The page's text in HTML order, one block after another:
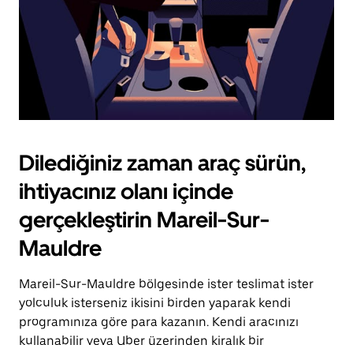
Dilediğiniz zaman araç sürün,
ihtiyacınız olanı içinde
gerçekleştirin Mareil-Sur-
Mauldre
Mareil-Sur-Mauldre bölgesinde ister teslimat ister
yolculuk isterseniz ikisini birden yaparak kendi
programınıza göre para kazanın. Kendi aracınızı
kullanabilir veya Uber üzerinden kiralık bir